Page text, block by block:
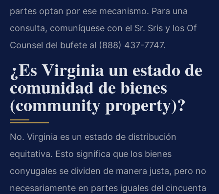
partes optan por ese mecanismo. Para una
consulta, comuníquese con el Sr. Sris y los Of
Counsel del bufete al (888) 437-7747.
¿Es Virginia un estado de
comunidad de bienes
(community property)?
No. Virginia es un estado de distribución
equitativa. Esto significa que los bienes
conyugales se dividen de manera justa, pero no
necesariamente en partes iguales del cincuenta